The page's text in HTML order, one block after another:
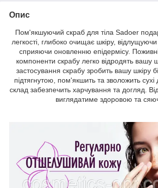
Опис
Пом'якшуючий скраб для тіла Sadoer
легкості, глибоко очищає шкіру, відлущуючи
сприяючи оновленню епідермісу.
компоненти скрабу легко відродять вашу
застосування скрабу зробить вашу шкіру
підтягнутою, пом'якшить та зволожить сухі
склад забезпечить харчування та догляд.
виглядатиме здоровою та